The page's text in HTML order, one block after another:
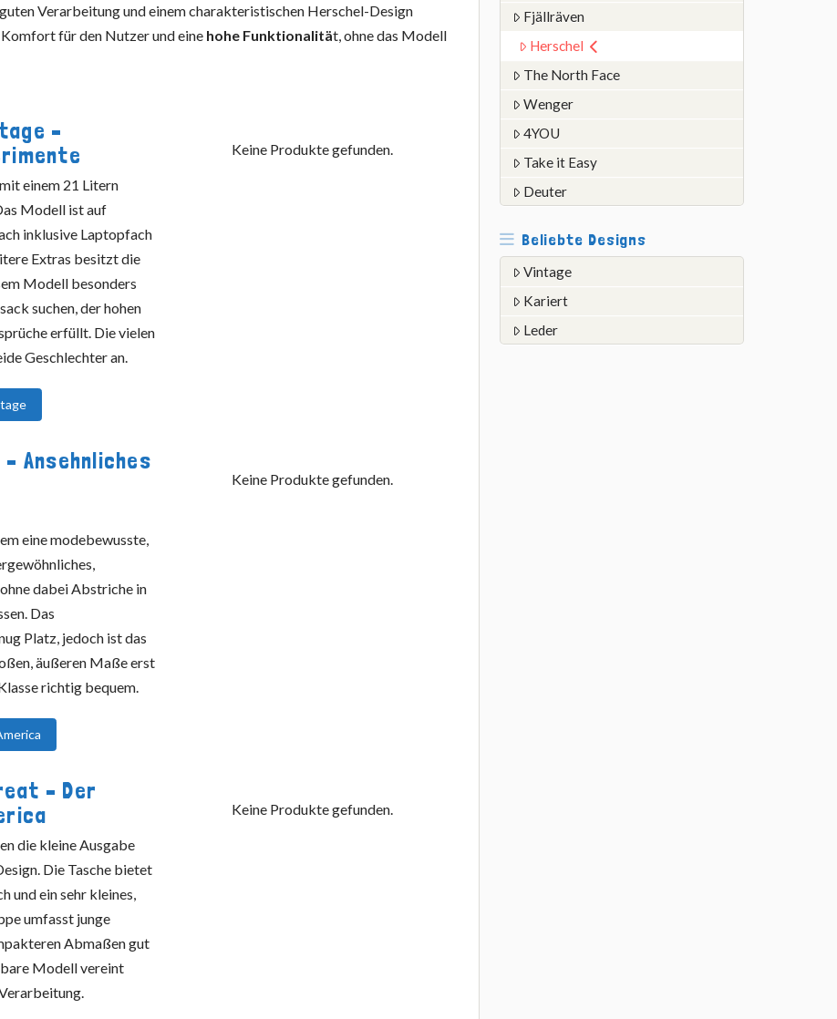
Verarbeitung und einem charakteristischen Herschel-Design
für den Nutzer und eine hohe Funktionalität, ohne das Modell
–
einem 21 Litern
Modell ist auf
inklusive Laptopfach
Extras besitzt die
Modell besonders
suchen, der hohen
erfüllt. Die vielen
Geschlechter an.
Keine Produkte gefunden.
Ansehnliches
eine modebewusste,
dabei Abstriche in
Das
Platz, jedoch ist das
äußeren Maße erst
richtig bequem.
Keine Produkte gefunden.
– Der
die kleine Ausgabe
Die Tasche bietet
und ein sehr kleines,
umfasst junge
Abmaßen gut
Modell vereint
Keine Produkte gefunden.
Fjällräven
Herschel
The North Face
Wenger
4YOU
Take it Easy
Deuter
Beliebte Designs
Vintage
Kariert
Leder